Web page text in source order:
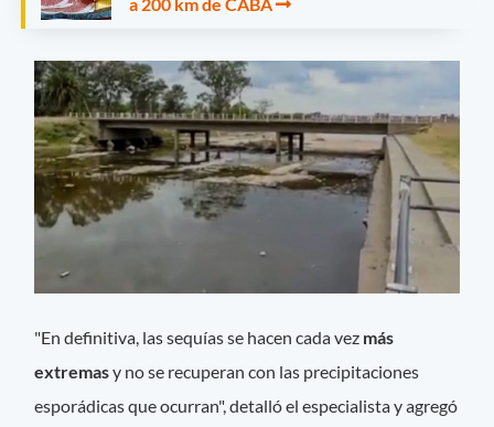
"En definitiva, las sequías se hacen cada vez más
extremasy no se recuperan con las precipitaciones
esporádicas que ocurran", detalló el especialista y agregó